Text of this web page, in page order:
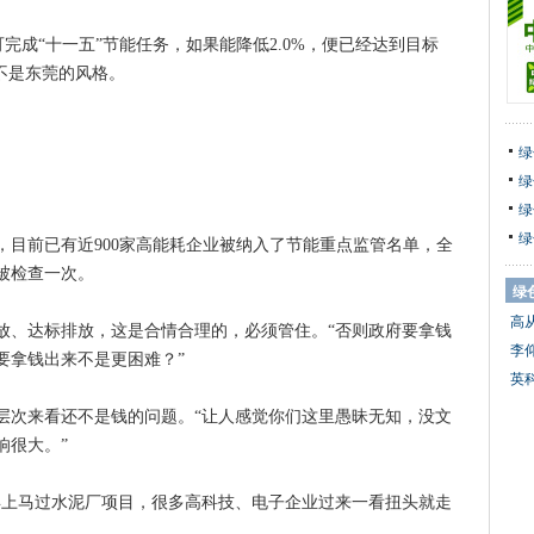
“十一五”节能任务，如果能降低2.0%，便已经达到目标
东莞的风格。
已有近900家高能耗企业被纳入了节能重点监管名单，全
查一次。
标排放，这是合情合理的，必须管住。“否则政府要拿钱
拿钱出来不是更困难？”
看还不是钱的问题。“让人感觉你们这里愚昧无知，没文
很大。”
过水泥厂项目，很多高科技、电子企业过来一看扭头就走
绿
高
李
英